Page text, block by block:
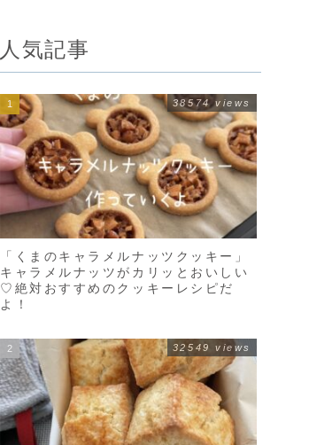
人気記事
「くまのキャラメルナッツクッキー」
キャラメルナッツがカリッとおいしい
♡絶対おすすめのクッキーレシピだ
よ！
38574 views
32549 views